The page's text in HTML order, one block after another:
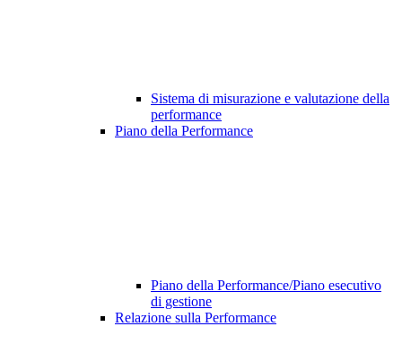
Sistema di misurazione e valutazione della
performance
Piano della Performance
Piano della Performance/Piano esecutivo
di gestione
Relazione sulla Performance